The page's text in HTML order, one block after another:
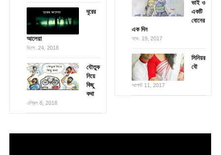
দূরের
আলেয়া
ডিসে. 24, 2018
যৌতুক
নিয়ে
কিছু
কথা
এপ্রিল 8, 2018
ভাই ও
একটি
বোনের
এক দিন
নভে. 19, 2017
সিনিয়র
বৌ
আগস্ট 11, 2017